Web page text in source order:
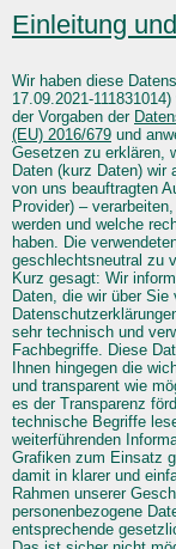
Einleitung
Wir haben diese
17.09.2021-111831014)
der Vorgaben der
(EU) 2016/679 und
Gesetzen zu erklären,
Daten (kurz Daten) wir
von uns beauftragten
Provider) –
werden und welche
haben. Die
geschlechtsneutral zu
Kurz gesagt: Wir
Daten, die wir über Sie
sehr technisch und
Fachbegriffe. Diese
Ihnen hingegen die
und transparent wie
es der Transparenz
technische Begriffe
weiterführenden
Grafiken zum Einsatz
damit in klarer und
Rahmen unserer
personenbezogene
entsprechende